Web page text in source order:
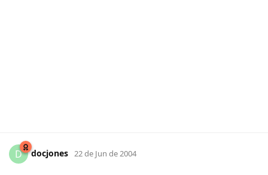
D docjones 22 de Jun de 2004